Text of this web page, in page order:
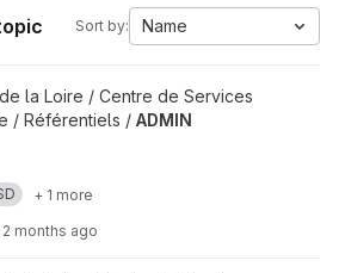
Sort by: Name
project
de la Loire / Centre de Services
/ Référentiels / ADMIN
+ 1 more
2 months ago